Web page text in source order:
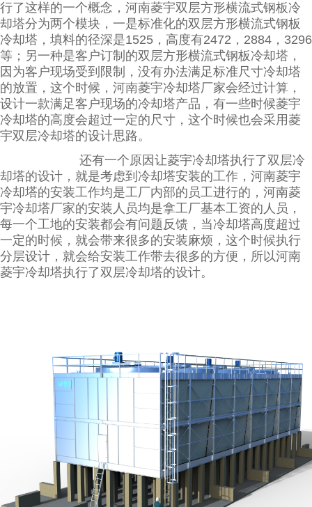
行了这样的一个概念，河南菱宇双层方形横流式钢板冷
却塔分为两个模块，一是标准化的双层方形横流式钢板
冷却塔，填料的径深是1525，高度有2472，2884，3296
等；另一种是客户订制的双层方形横流式钢板冷却塔，
因为客户现场受到限制，没有办法满足标准尺寸冷却塔
的放置，这个时候，河南菱宇冷却塔厂家会经过计算，
设计一款满足客户现场的冷却塔产品，有一些时候菱宇
冷却塔的高度会超过一定的尺寸，这个时候也会采用菱
宇双层冷却塔的设计思路。
还有一个原因让菱宇冷却塔执行了双层冷
却塔的设计，就是考虑到冷却塔安装的工作，河南菱宇
冷却塔的安装工作均是工厂内部的员工进行的，河南菱
宇冷却塔厂家的安装人员均是拿工厂基本工资的人员，
每一个工地的安装都会有问题反馈，当冷却塔高度超过
一定的时候，就会带来很多的安装麻烦，这个时候执行
分层设计，就会给安装工作带去很多的方便，所以河南
菱宇冷却塔执行了双层冷却塔的设计。